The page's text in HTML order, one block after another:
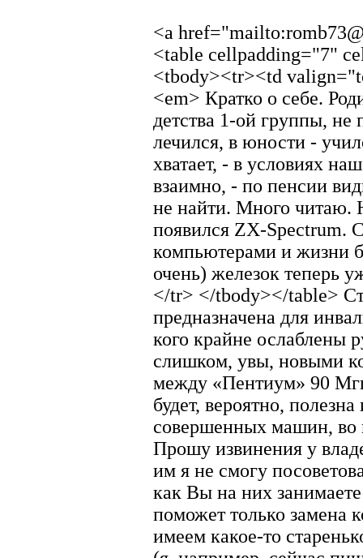
<a
<table cellpadding="7"
<tbody><tr><td
<em> Кратко о себе.
детства 1-ой группы, не
лечился, в юности -
хватает, - в условиях
взаимно, - по пенсии
не найти. Много читаю.
появился ZX-Spectrum.
компьютерами и жизни
очень) железок теперь
</tr> </tbody></table>
предназначена для
кого крайне ослаблены
слишком, увы, новыми
между «Пентиум» 90
будет, вероятно,
совершенных машин, во
Прошу извинения у
им я не смогу
как Вы на них
поможет только
имеем какое-то